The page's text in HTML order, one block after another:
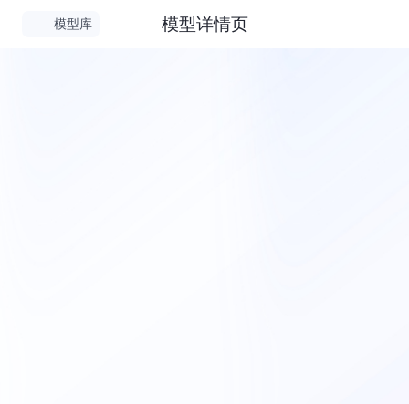
模型库 模型详情页